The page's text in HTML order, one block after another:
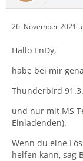
26. November 2021
Hallo EnDy,
habe bei mir
Thunderbird
und nur mit MS
Einladenden).
Wenn du eine
helfen kann, sag